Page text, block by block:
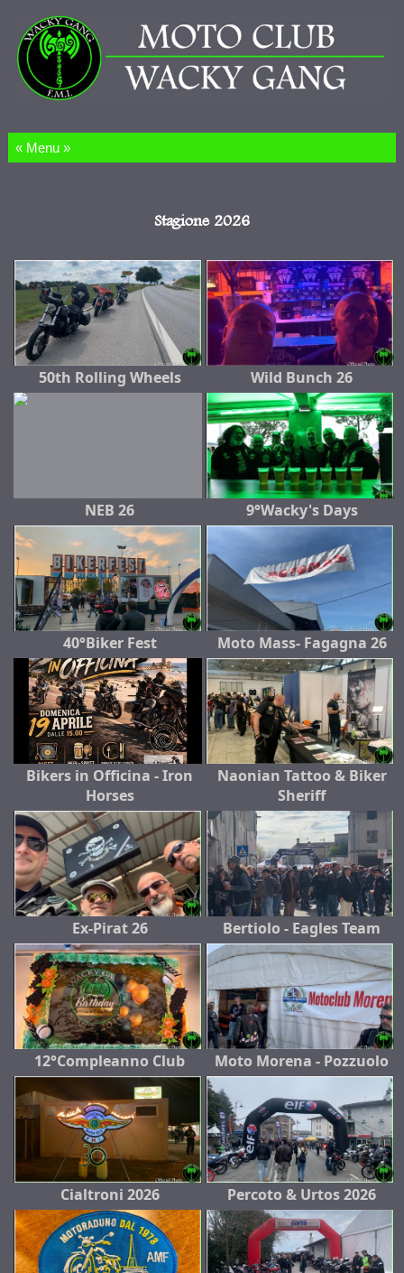
Salta al contenuto
Stagione 2026
50th Rolling Wheels Wild Bunch 26
NEB 26 9°Wacky's Days
40°Biker Fest Moto Mass- Fagagna 26
Bikers in Officina - Iron
Horses
Naonian Tattoo & Biker
Sheriff
Ex-Pirat 26 Bertiolo - Eagles Team
12°Compleanno Club Moto Morena - Pozzuolo
Cialtroni 2026 Percoto & Urtos 2026